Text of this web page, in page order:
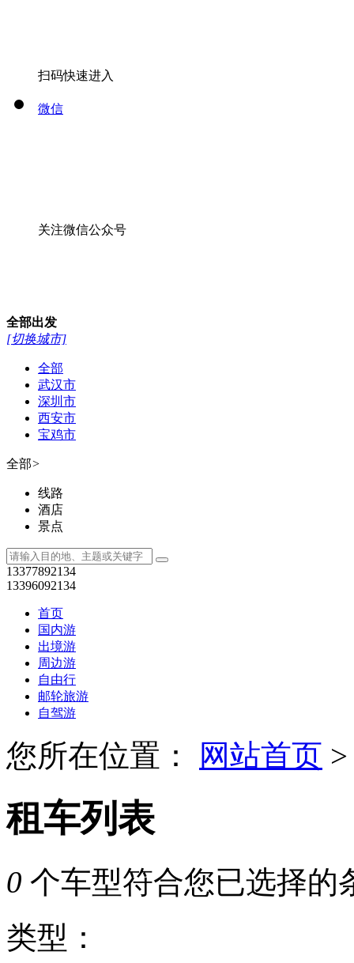
扫码快速进入
微信
关注微信公众号
全部出发
[切换城市]
全部
武汉市
深圳市
西安市
宝鸡市
全部>
线路
酒店
景点
13377892134
13396092134
首页
国内游
出境游
周边游
自由行
邮轮旅游
自驾游
您所在位置： 网站首页 >
租车列表
0 个车型符合您已选择的
类型：